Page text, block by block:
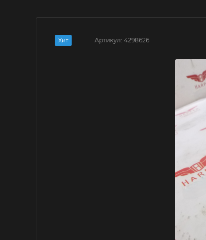
Хит Артикул: 4298626